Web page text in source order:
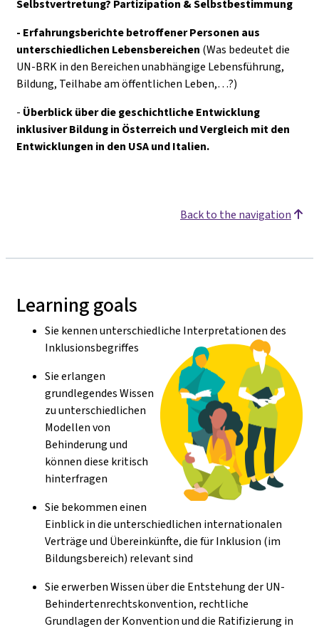
Selbstvertretung? Partizipation & Selbstbestimmung
- Erfahrungsberichte betroffener Personen aus
unterschiedlichen Lebensbereichen (Was bedeutet die
UN-BRK in den Bereichen unabhängige Lebensführung,
Bildung, Teilhabe am öffentlichen Leben,…?)
- Überblick über die geschichtliche Entwicklung
inklusiver Bildung in Österreich und Vergleich mit den
Entwicklungen in den USA und Italien.
Back to the navigation
Learning goals
Sie kennen unterschiedliche Interpretationen des
Inklusionsbegriffes
Sie erlangen
grundlegendes Wissen
zu unterschiedlichen
Modellen von
Behinderung und
können diese kritisch
hinterfragen
Sie bekommen einen
Einblick in die unterschiedlichen internationalen
Verträge und Übereinkünfte, die für Inklusion (im
Bildungsbereich) relevant sind
Sie erwerben Wissen über die Entstehung der UN-
Behindertenrechtskonvention, rechtliche
Grundlagen der Konvention und die Ratifizierung in